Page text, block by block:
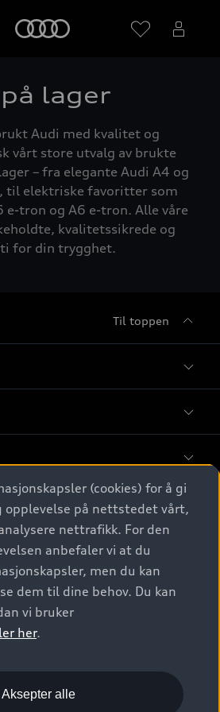
lager
Audi med kvalitet og
vårt store utvalg av brukte
– fra elegante Audi A4 og
til elektriske favoritter som
e-tron og A6 e-tron. Alle våre
kvalitetssikrede og
for din trygghet.
Til toppen
All Rights Reserved.
(cookies) for å gi
opplevelse på nettstedet vårt,
nettrafikk. For den
anbefaler vi at du
men du kan
dem til dine behov. Du kan
vi bruker
her.
Aksepter alle